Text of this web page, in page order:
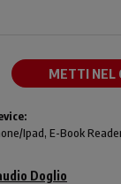
METTI NEL
Ipad, E-Book
Doglio